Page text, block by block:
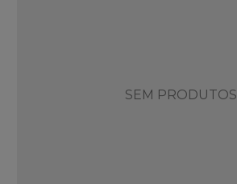
SEM PRODUTOS